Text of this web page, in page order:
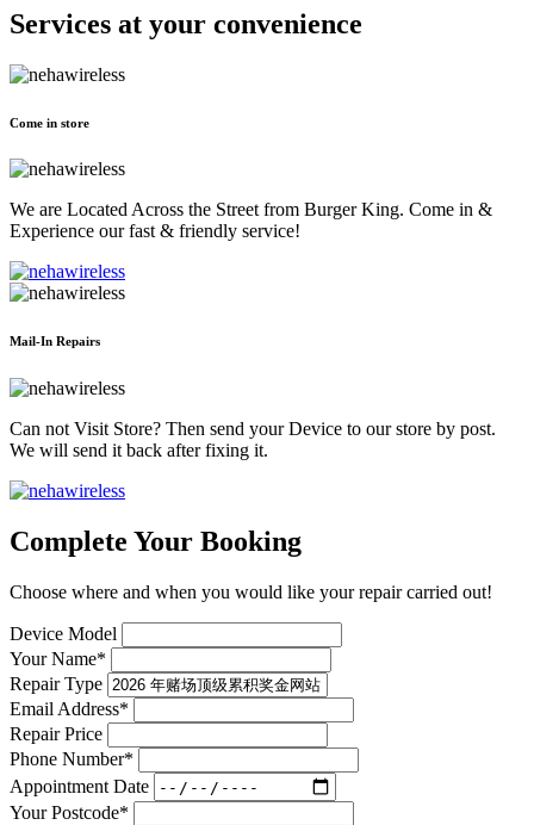
Services at your convenience
Come in store
We are Located Across the Street from Burger King. Come in &
Experience our fast & friendly service!
Mail-In Repairs
Can not Visit Store? Then send your Device to our store by post.
We will send it back after fixing it.
Complete Your Booking
Choose where and when you would like your repair carried out!
Device Model
Your Name*
Repair Type
Email Address*
Repair Price
Phone Number*
Appointment Date
Your Postcode*